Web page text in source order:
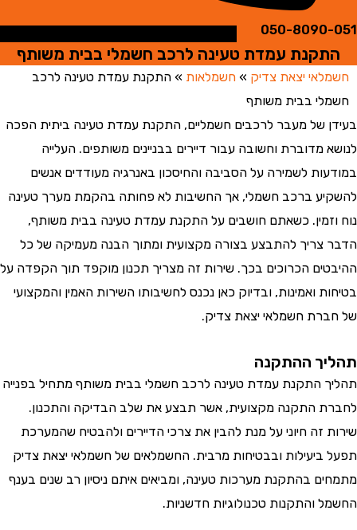
050-
עמדת טעינה לרכב חשמלי בבית משותף
יצאת צדיק »חשמלאות»התקנת עמדת טעינה לרכב
בבית משותף
של מעבר לרכבים חשמליים, התקנת עמדת טעינה ביתית הפכה
מדוברת וחשובה עבור דיירים בבניינים משותפים. העלייה
לשמירה על הסביבה והחיסכון באנרגיה מעודדים אנשים
ברכב חשמלי, אך החשיבות לא פחותה בהקמת מערך טעינה
כשאתם חושבים על התקנת עמדת טעינה בבית משותף,
להתבצע בצורה מקצועית ומתוך הבנה מעמיקה של כל
הכרוכים בכך. שירות זה מצריך תכנון מוקפד תוך הקפדה על
ואמינות, ובדיוק כאן נכנס לחשיבותו השירות האמין והמקצועי
חשמלאי יצאת צדיק.
ההתקנה
התקנת עמדת טעינה לרכב חשמלי בבית משותף מתחיל בפנייה
התקנה מקצועית, אשר תבצע את שלב הבדיקה והתכנון.
זה חיוני על מנת להבין את צרכי הדיירים ולהבטיח שהמערכת
ובבטיחות מרבית. החשמלאים של חשמלאי יצאת צדיק
בהתקנת מערכות טעינה, ומביאים איתם ניסיון רב שנים בענף
והתקנות טכנולוגיות חדשניות.